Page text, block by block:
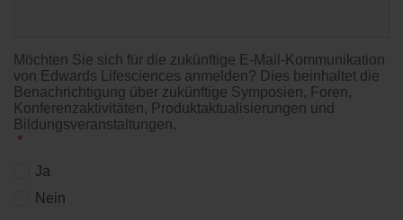
Möchten Sie sich für die zukünftige E-Mail-Kommunikation
von Edwards Lifesciences anmelden? Dies beinhaltet die
Benachrichtigung über zukünftige Symposien, Foren,
Konferenzaktivitäten, Produktaktualisierungen und
Bildungsveranstaltungen.
*
Ja
Nein